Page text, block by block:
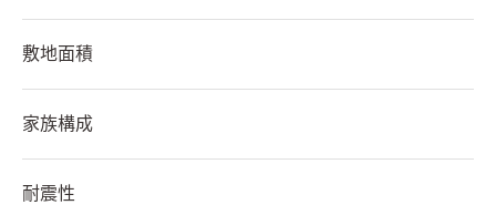
敷地面積
家族構成
耐震性